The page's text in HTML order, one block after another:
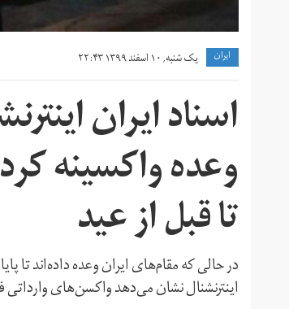
ايران یک شنبه, ۱۰ اسفند ۱۳۹۹ ۲۲:۴۳
اسناد ایران
تا قبل از عید
در حالی که مقام‌های ایران وعده داده‌اند تا
اینترنشنال نشان می‌دهد واکسن‌های وارداتی فعلی به این